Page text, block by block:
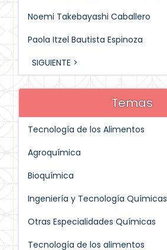
Noemi Takebayashi Caballero
Paola Itzel Bautista Espinoza
SIGUIENTE >
Temas
Tecnología de los Alimentos
Agroquímica
Bioquímica
Ingeniería y Tecnología Químicas
Otras Especialidades Químicas
Tecnología de los alimentos